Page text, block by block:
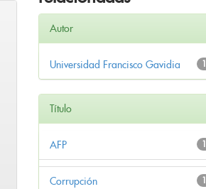
Autor
1
Universidad Francisco Gavidia
Título
1
AFP
1
Corrupción